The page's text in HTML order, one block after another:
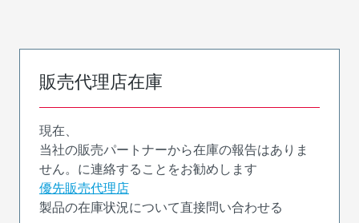
販売代理店在庫
現在、
当社の販売パートナーから在庫の報告はありま
せん。に連絡することをお勧めします
優先販売代理店
製品の在庫状況について直接問い合わせる